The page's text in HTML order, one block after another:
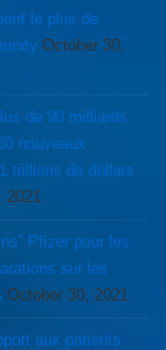
le plus de
October 30,
de 90 milliards
nouveaux
trillions de dollars
2021
Pfizer pour les
sur les
October 30, 2021
aux patients